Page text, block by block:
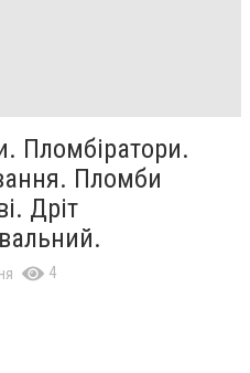
Пломбіратори.
Пломби
Дріт
4